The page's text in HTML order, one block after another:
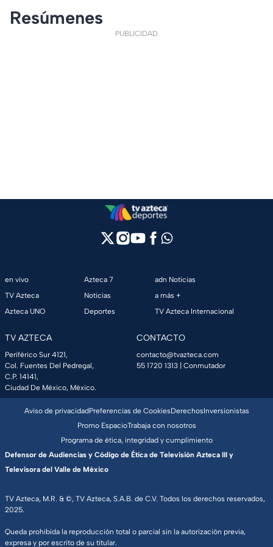
Resúmenes
PUBLICIDAD
en vivo
TV Azteca
Azteca UNO
Azteca 7
Noticias
Deportes
adn Noticias
a más +
TV Azteca Internacional
TV AZTECA
Periférico Sur 4121,
Col. Fuentes Del Pedregal,
C.P. 14141,
Ciudad De México, México.
CONTACTO
contacto@tvazteca.com
55 1720 1313 | Conmutador
TV Azteca, M.R. & ©, TV Azteca, S.A.B. de C.V. Todos los derechos reservados,
2025.
Queda prohibida la reproducción total o parcial sin la autorización previa,
expresa y por escrito de su titular.
Aviso de privacidadPreferencias de CookiesDerechosInversionistas
Promo EspacioTrabaja con nosotros
Programa de ética, integridad y cumplimiento
Defensor de Audiencias y Código de Ética de Televisión Azteca III y
Televisora del Valle de México